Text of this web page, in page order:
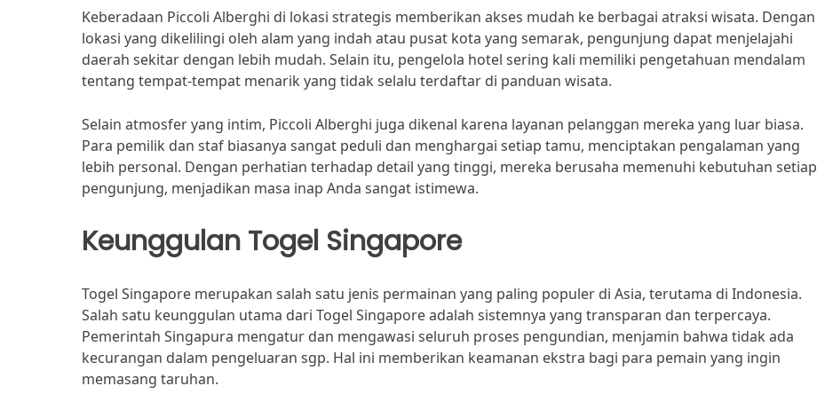
Keberadaan Piccoli Alberghi di lokasi strategis memberikan akses mudah ke berbagai atraksi wisata. Dengan
lokasi yang dikelilingi oleh alam yang indah atau pusat kota yang semarak, pengunjung dapat menjelajahi
daerah sekitar dengan lebih mudah. Selain itu, pengelola hotel sering kali memiliki pengetahuan mendalam
tentang tempat-tempat menarik yang tidak selalu terdaftar di panduan wisata.
Selain atmosfer yang intim, Piccoli Alberghi juga dikenal karena layanan pelanggan mereka yang luar biasa.
Para pemilik dan staf biasanya sangat peduli dan menghargai setiap tamu, menciptakan pengalaman yang
lebih personal. Dengan perhatian terhadap detail yang tinggi, mereka berusaha memenuhi kebutuhan setiap
pengunjung, menjadikan masa inap Anda sangat istimewa.
Keunggulan Togel Singapore
Togel Singapore merupakan salah satu jenis permainan yang paling populer di Asia, terutama di Indonesia.
Salah satu keunggulan utama dari Togel Singapore adalah sistemnya yang transparan dan terpercaya.
Pemerintah Singapura mengatur dan mengawasi seluruh proses pengundian, menjamin bahwa tidak ada
kecurangan dalam pengeluaran sgp. Hal ini memberikan keamanan ekstra bagi para pemain yang ingin
memasang taruhan.